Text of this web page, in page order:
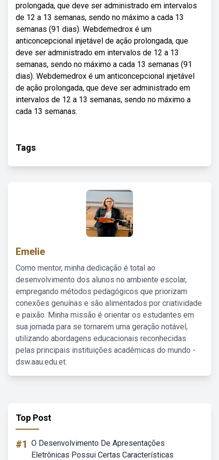
prolongada, que deve ser administrado em intervalos
de 12 a 13 semanas, sendo no máximo a cada 13
semanas (91 dias). Webdemedrox é um
anticoncepcional injetável de ação prolongada, que
deve ser administrado em intervalos de 12 a 13
semanas, sendo no máximo a cada 13 semanas (91
dias). Webdemedrox é um anticoncepcional injetável
de ação prolongada, que deve ser administrado em
intervalos de 12 a 13 semanas, sendo no máximo a
cada 13 semanas.
Tags
Emelie
Como mentor, minha dedicação é total ao
desenvolvimento dos alunos no ambiente escolar,
empregando métodos pedagógicos que priorizam
conexões genuínas e são alimentados por criatividade
e paixão. Minha missão é orientar os estudantes em
sua jornada para se tornarem uma geração notável,
utilizando abordagens educacionais reconhecidas
pelas principais instituições acadêmicas do mundo -
dsw.aau.edu.et.
Top Post
#1 O Desenvolvimento De Apresentações
Eletrônicas Possui Certas Características